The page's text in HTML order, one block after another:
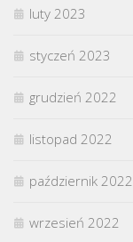
luty 2023
styczeń 2023
grudzień 2022
listopad 2022
październik 2022
wrzesień 2022